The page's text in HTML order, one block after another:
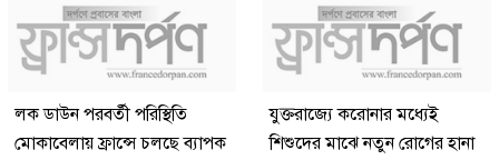
লক ডাউন পরবর্তী পরিস্থিতি
মোকাবেলায় ফ্রান্সে চলছে ব্যাপক
যুক্তরাজ্যে করোনার মধ্যেই
শিশুদের মাঝে নতুন রোগের হানা